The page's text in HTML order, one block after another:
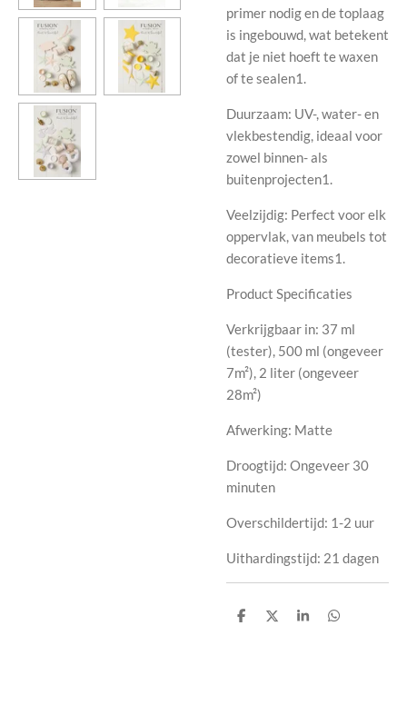
primer nodig en de toplaag
is ingebouwd, wat betekent
dat je niet hoeft te waxen
of te sealen1.
Duurzaam: UV-, water- en
vlekbestendig, ideaal voor
zowel binnen- als
buitenprojecten1.
Veelzijdig: Perfect voor elk
oppervlak, van meubels tot
decoratieve items1.
Product Specificaties
Verkrijgbaar in: 37 ml
(tester), 500 ml (ongeveer
7m²), 2 liter (ongeveer
28m²)
Afwerking: Matte
Droogtijd: Ongeveer 30
minuten
Overschildertijd: 1-2 uur
Uithardingstijd: 21 dagen
D
D
S
D